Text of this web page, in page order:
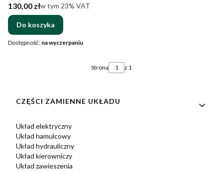
Cena brutto
130,00 złw tym %s VAT
w tym 23% VAT
Do koszyka
Dostępność: na wyczerpaniu
Strona z 1
Linki w stopce
CZĘŚCI ZAMIENNE UKŁADU
Układ elektryczny
Układ hamulcowy
Układ hydrauliczny
Układ kierowniczy
Układ zawieszenia